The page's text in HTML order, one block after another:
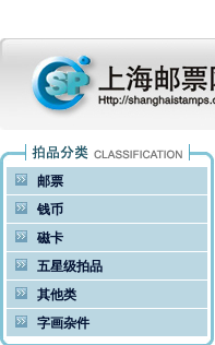
邮票
钱币
磁卡
五星级拍品
其他类
字画杂件